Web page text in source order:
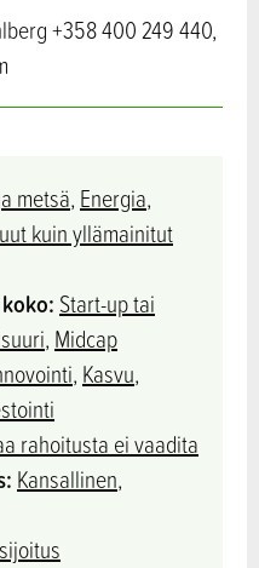
+358 400 249 440,
metsä, Energia,
kuin yllämainitut
Start-up tai
, Midcap
, Kasvu,
rahoitusta ei vaadita
Kansallinen,